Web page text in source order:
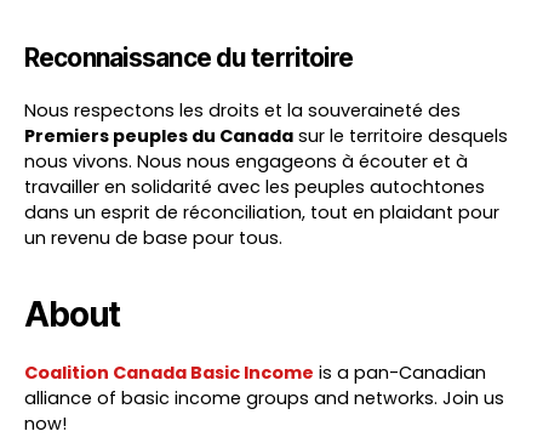
Reconnaissance du territoire
Nous respectons les droits et la souveraineté des
Premiers peuples du Canada sur le territoire desquels
nous vivons. Nous nous engageons à écouter et à
travailler en solidarité avec les peuples autochtones
dans un esprit de réconciliation, tout en plaidant pour
un revenu de base pour tous.
About
Coalition Canada Basic Income is a pan-Canadian
alliance of basic income groups and networks. Join us
now!